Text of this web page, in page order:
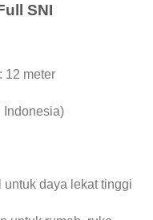
SNI
: 12 meter
Indonesia)
untuk daya lekat tinggi